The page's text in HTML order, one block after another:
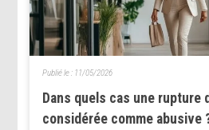
Dans quels cas une rupture
considérée comme abusive
Publié le : 11/05/2026